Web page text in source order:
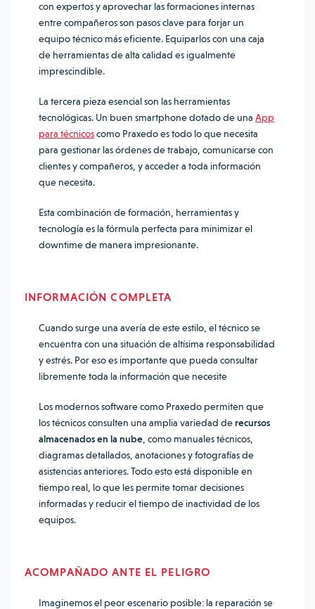
con expertos y aprovechar las formaciones internas
entre compañeros son pasos clave para forjar un
equipo técnico más eficiente. Equiparlos con una caja
de herramientas de alta calidad es igualmente
imprescindible.
La tercera pieza esencial son las herramientas
tecnológicas. Un buen smartphone dotado de una App
para técnicoscomo Praxedo es todo lo que necesita
para gestionar las órdenes de trabajo, comunicarse con
clientes y compañeros, y acceder a toda información
que necesita.
Esta combinación de formación, herramientas y
tecnología es la fórmula perfecta para minimizar el
downtime de manera impresionante.
INFORMACIÓN COMPLETA
Cuando surge una avería de este estilo, el técnico se
encuentra con una situación de altísima responsabilidad
y estrés. Por eso es importante que pueda consultar
libremente toda la información que necesite
Los modernos software como Praxedo permiten que
los técnicos consulten una amplia variedad derecursos
almacenados en la nube , como manuales técnicos,
diagramas detallados, anotaciones y fotografías de
asistencias anteriores. Todo esto está disponible en
tiempo real, lo que les permite tomar decisiones
informadas y reducir el tiempo de inactividad de los
equipos.
ACOMPAÑADO ANTE EL PELIGRO
Imaginemos el peor escenario posible: la reparación se